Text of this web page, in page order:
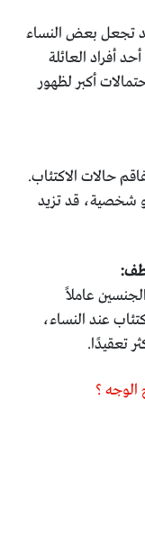
قد تجعل بعض النساء
أفراد العائلة
أكبر لظهور
حالات الاكتئاب.
شخصية، قد تزيد
عاملاً
عند النساء،
تعقيدًا.
الوجه ؟